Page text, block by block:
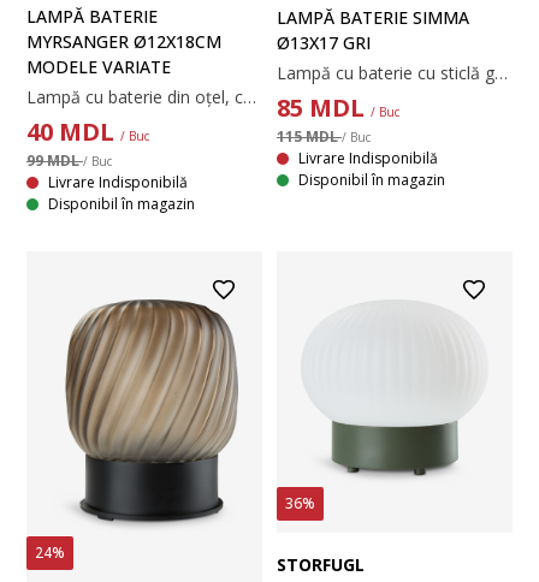
LAMPĂ BATERIE
MYRSANGER Ø12X18CM
MODELE VARIATE
Lampă cu baterie din oțel, cu decupaje decorative care creează efecte luminoase. Are funcție de temporizator cu intervale de 6/18 ore. Disponibilă în culori variate. Necesită 2 baterii AA (neincluse). Ø12x18 cm
40 MDL / Buc
99 MDL/ Buc
Livrare Indisponibilă
Disponibil în magazin
LAMPĂ BATERIE SIMMA
Ø13X17 GRI
Lampă cu baterie cu sticlă gri și o bază neagră din plastic. Această lampă portabilă are un bec LED încorporat care oferă o iluminare plăcută. De asemenea, are o funcție de temporizator convenabilă de 6/18 ore. Ideală pentru cine în aer liber sau camping. Lampa necesită 2 baterii AA (neincluse). Ø13x17 cm
85 MDL / Buc
115 MDL/ Buc
Livrare Indisponibilă
Disponibil în magazin
24%
36%
STORFUGL